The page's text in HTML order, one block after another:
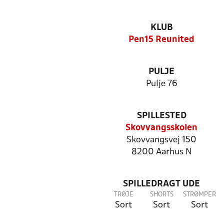
KLUB
Pen15 Reunited
PULJE
Pulje 76
SPILLESTED
Skovvangsskolen
Skovvangsvej 150
8200 Aarhus N
SPILLEDRAGT UDE
TRØJE
Sort
SHORTS
Sort
STRØMPER
Sort